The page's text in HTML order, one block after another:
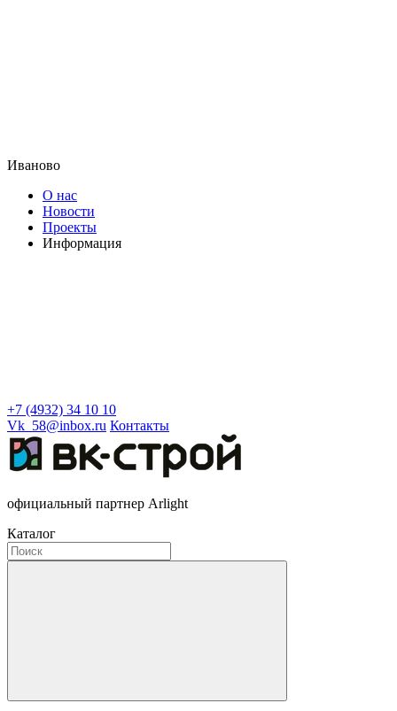
Иваново
О нас
Новости
Проекты
Информация
+7 (4932) 34 10 10
Vk_58@inbox.ru Контакты
официальный партнер Arlight
Каталог